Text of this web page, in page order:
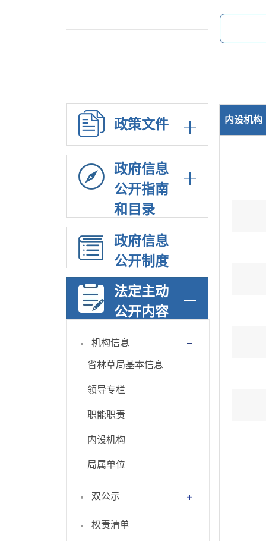
政策文件
政府信息
公开指南
和目录
政府信息
公开制度
法定主动
公开内容
· 机构信息
省林草局基本信息
领导专栏
职能职责
内设机构
局属单位
· 双公示
· 权责清单
内设机构